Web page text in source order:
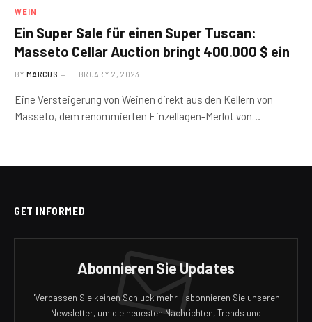
WEIN
Ein Super Sale für einen Super Tuscan:
Masseto Cellar Auction bringt 400.000 $ ein
BY MARCUS FEBRUARY 2, 2023
Eine Versteigerung von Weinen direkt aus den Kellern von
Masseto, dem renommierten Einzellagen-Merlot von…
GET INFORMED
Abonnieren Sie Updates
"Verpassen Sie keinen Schluck mehr - abonnieren Sie unseren
Newsletter, um die neuesten Nachrichten, Trends und